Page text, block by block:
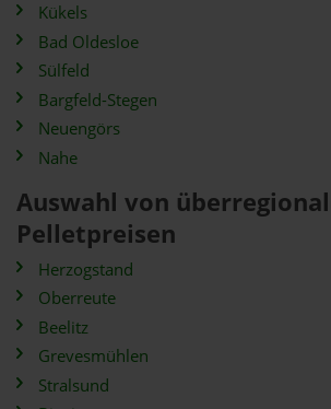
Kükels
Bad Oldesloe
Sülfeld
Bargfeld-Stegen
Neuengörs
Nahe
Auswahl von
Pelletpreisen
Herzogstand
Oberreute
Beelitz
Grevesmühlen
Stralsund